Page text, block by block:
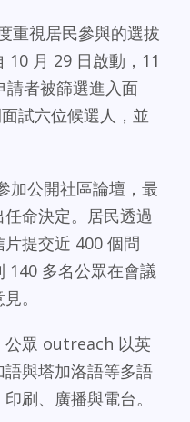
重視居民參與的選拔
10 月 29 日啟動，11
請者被篩選進入面
試六位候選人，並
加公開社區論壇，最
命決定。居民透過
提交近 400 個問
140 多名公眾在會議
。
公眾 outreach 以英
與塔加洛語等多語
刷、廣播與電台。